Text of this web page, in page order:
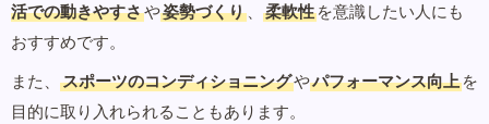
活での動きやすさや姿勢づくり 、 柔軟性 を意識したい人にも
おすすめです。
また、
スポーツのコンディショニングやパフォーマンス向上 を
目的に取り入れられることもあります。